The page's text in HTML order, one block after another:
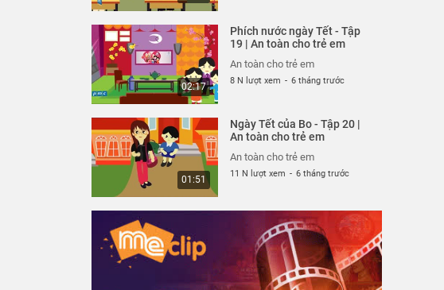
02:57
An toàn cho trẻ em
02:32
toàn cho trẻ em
An toàn cho trẻ em
06:37
An toàn cho trẻ em
25 N lượt xem - 4 năm trước
Một mình "du ngoạn"
02:17
Phích nước ngày Tết - Tập
19 | An toàn cho trẻ em
An toàn cho trẻ em
8 N lượt xem - 6 tháng trước
01:51
Ngày Tết của Bo - Tập 20 |
An toàn cho trẻ em
An toàn cho trẻ em
11 N lượt xem - 6 tháng trước